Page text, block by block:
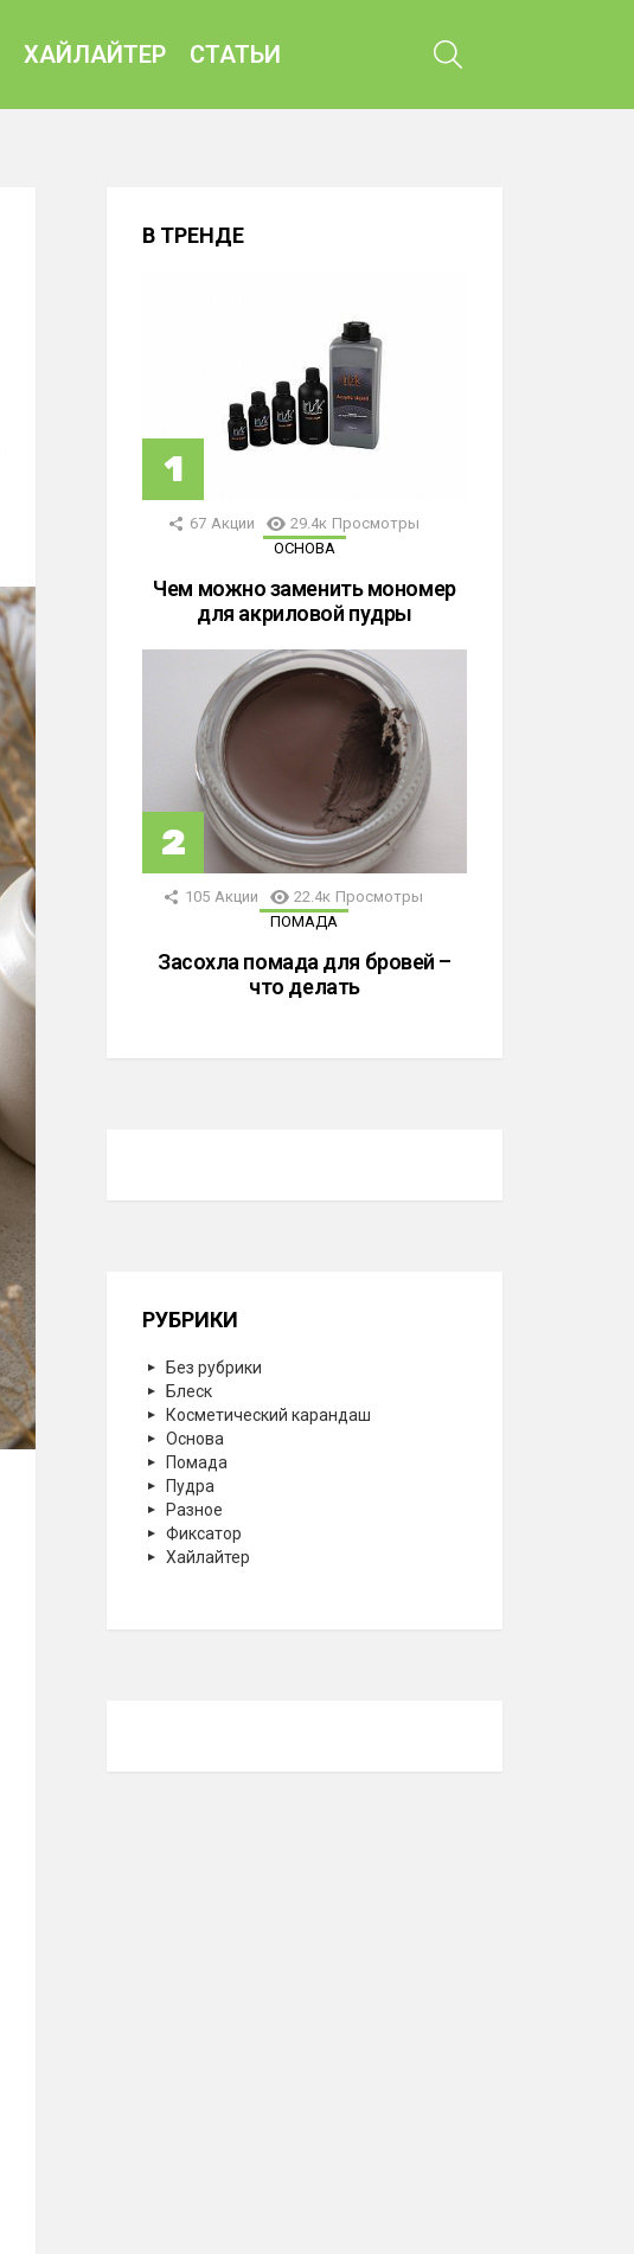
ХАЙЛАЙТЕР СТАТЬИ
В ТРЕНДЕ
67 Акции 29.4к Просмотры
ОСНОВА
Чем можно заменить мономер
для акриловой пудры
105 Акции 22.4к Просмотры
ПОМАДА
Засохла помада для бровей –
что делать
РУБРИКИ
Без рубрики
Блеск
Косметический карандаш
Основа
Помада
Пудра
Разное
Фиксатор
Хайлайтер